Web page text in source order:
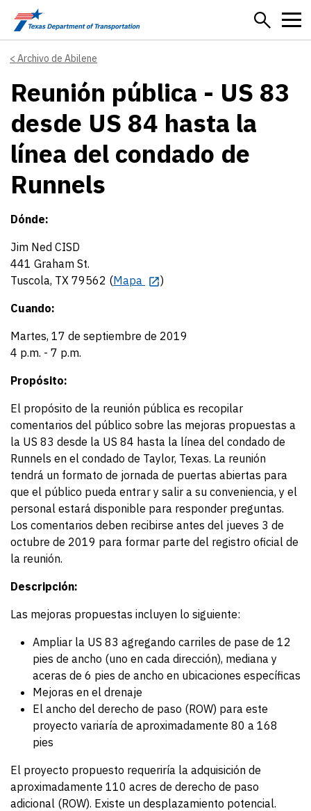
Skip to main content
Archivo de Abilene
Reunión pública - US 83
desde US 84 hasta la
línea del condado de
Runnels
Dónde:
Jim Ned CISD
441 Graham St.
Tuscola, TX 79562 (Mapa
)
Cuando:
Martes, 17 de septiembre de 2019
4 p.m. - 7 p.m.
Propósito:
El propósito de la reunión pública es recopilar
comentarios del público sobre las mejoras propuestas a
la US 83 desde la US 84 hasta la línea del condado de
Runnels en el condado de Taylor, Texas. La reunión
tendrá un formato de jornada de puertas abiertas para
que el público pueda entrar y salir a su conveniencia, y el
personal estará disponible para responder preguntas.
Los comentarios deben recibirse antes del jueves 3 de
octubre de 2019 para formar parte del registro oficial de
la reunión.
Descripción:
Las mejoras propuestas incluyen lo siguiente:
Ampliar la US 83 agregando carriles de pase de 12
pies de ancho (uno en cada dirección), mediana y
aceras de 6 pies de ancho en ubicaciones específicas
Mejoras en el drenaje
El ancho del derecho de paso (ROW) para este
proyecto variaría de aproximadamente 80 a 168
pies
El proyecto propuesto requeriría la adquisición de
aproximadamente 110 acres de derecho de paso
adicional (ROW). Existe un desplazamiento potencial.